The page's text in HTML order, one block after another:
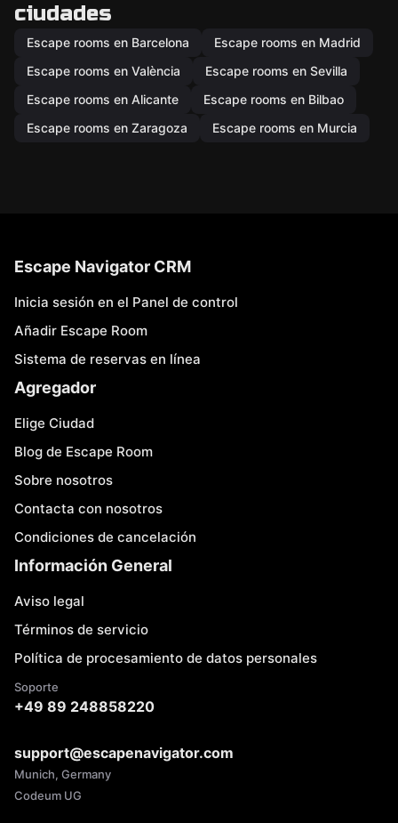
ciudades
Escape rooms en Barcelona
Escape rooms en Madrid
Escape rooms en València
Escape rooms en Sevilla
Escape rooms en Alicante
Escape rooms en Bilbao
Escape rooms en Zaragoza
Escape rooms en Murcia
Escape Navigator CRM
Inicia sesión en el Panel de control
Añadir Escape Room
Sistema de reservas en línea
Agregador
Elige Ciudad
Blog de Escape Room
Sobre nosotros
Contacta con nosotros
Condiciones de cancelación
Información General
Aviso legal
Términos de servicio
Política de procesamiento de datos personales
Soporte
+49 89 248858220
support@escapenavigator.com
Munich, Germany
Codeum UG